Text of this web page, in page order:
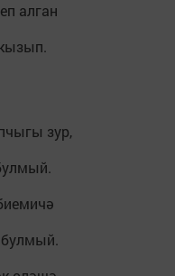
алган
зур,
булмый.